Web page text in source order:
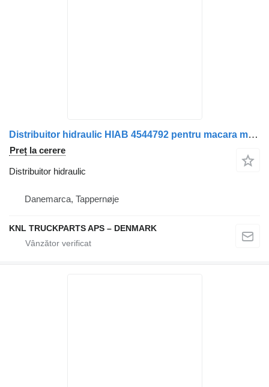
Distribuitor hidraulic HIAB 4544792 pentru macara montată
Preț la cerere
Distribuitor hidraulic
Danemarca, Tappernøje
KNL TRUCKPARTS APS – DENMARK